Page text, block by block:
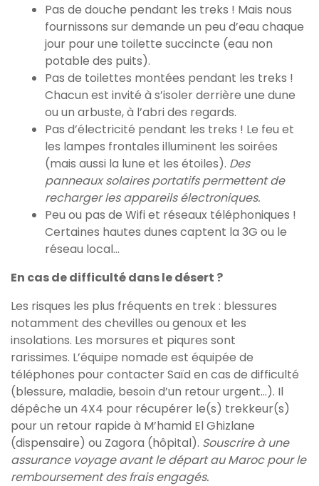
Pas de douche pendant les treks ! Mais nous
fournissons sur demande un peu d’eau chaque
jour pour une toilette succincte (eau non
potable des puits).
Pas de toilettes montées pendant les treks !
Chacun est invité à s’isoler derrière une dune
ou un arbuste, à l’abri des regards.
Pas d’électricité pendant les treks ! Le feu et
les lampes frontales illuminent les soirées
(mais aussi la lune et les étoiles). Des
panneaux solaires portatifs permettent de
recharger les appareils électroniques.
Peu ou pas de Wifi et réseaux téléphoniques !
Certaines hautes dunes captent la 3G ou le
réseau local…
En cas de difficulté dans le désert ?
Les risques les plus fréquents en trek : blessures
notamment des chevilles ou genoux et les
insolations. Les morsures et piqures sont
rarissimes. L’équipe nomade est équipée de
téléphones pour contacter Saïd en cas de difficulté
(blessure, maladie, besoin d’un retour urgent…). Il
dépêche un 4X4 pour récupérer le(s) trekkeur(s)
pour un retour rapide à M’hamid El Ghizlane
(dispensaire) ou Zagora (hôpital). Souscrire à une
assurance voyage avant le départ au Maroc pour le
remboursement des frais engagés.